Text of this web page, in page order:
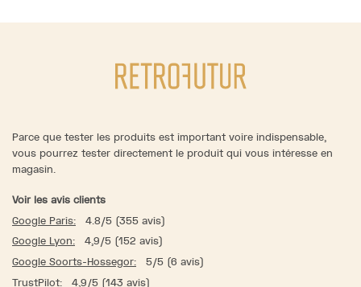
Parce que tester les produits est important voire indispensable,
vous pourrez tester directement le produit qui vous intéresse en
magasin.
Voir les avis clients
Google Paris:
4.8/5 (355 avis)
Google Lyon:
4,9/5 (152 avis)
Google Soorts-Hossegor:
5/5 (6 avis)
TrustPilot:
4,9/5 (143 avis)